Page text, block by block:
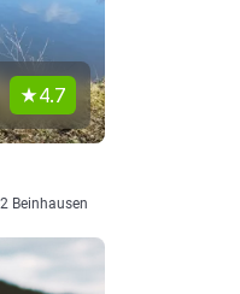
4.7
Beinhausen